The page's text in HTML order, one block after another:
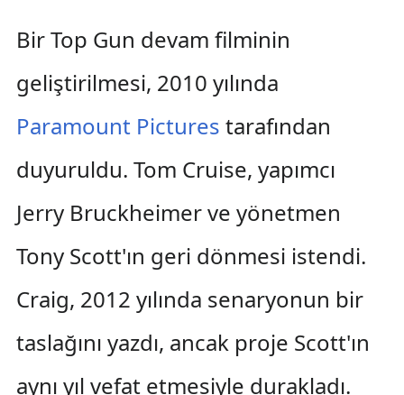
Bir Top Gun devam filminin
geliştirilmesi, 2010 yılında
Paramount Pictures tarafından
duyuruldu. Tom Cruise, yapımcı
Jerry Bruckheimer ve yönetmen
Tony Scott'ın geri dönmesi istendi.
Craig, 2012 yılında senaryonun bir
taslağını yazdı, ancak proje Scott'ın
aynı yıl vefat etmesiyle durakladı.